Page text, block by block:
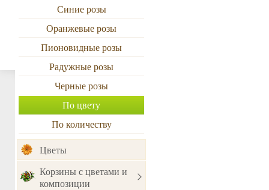
Оранжевые
Синие, фиолетовые
Хельсинки Химки
Синие розы
Оранжевые розы
Пионовидные розы
Радужные розы
Черные розы
По цвету
По количеству
Цветы
Корзины с цветами и
композиции